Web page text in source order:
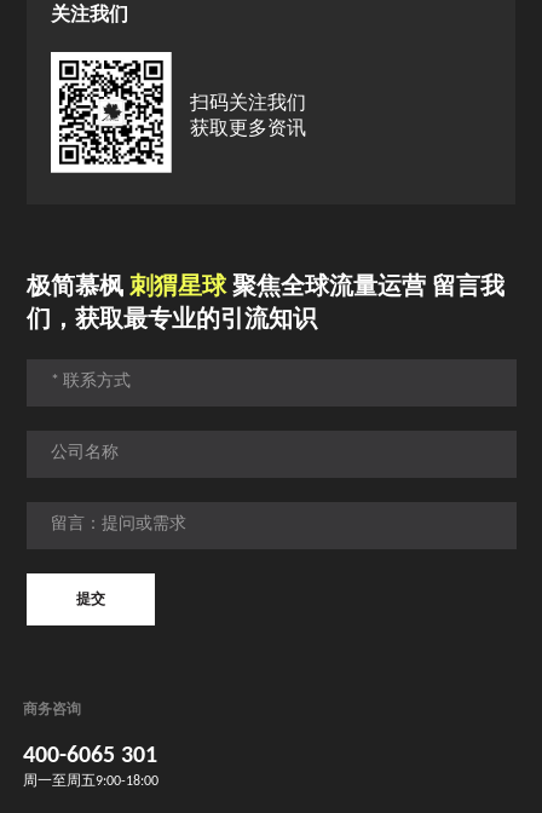
关注我们
扫码关注我们
获取更多资讯
极简慕枫刺猬星球聚焦全球流量运营 留言我
们，获取最专业的引流知识
提交
商务咨询
400-6065 301
周一至周五9:00-18:00